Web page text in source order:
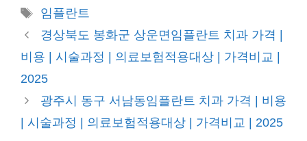
테
리
태
그
임플란트
경상북도 봉화군 상운면임플란트 치과 가격 |
비용 | 시술과정 | 의료보험적용대상 | 가격비교 |
2025
광주시 동구 서남동임플란트 치과 가격 | 비용
| 시술과정 | 의료보험적용대상 | 가격비교 | 2025